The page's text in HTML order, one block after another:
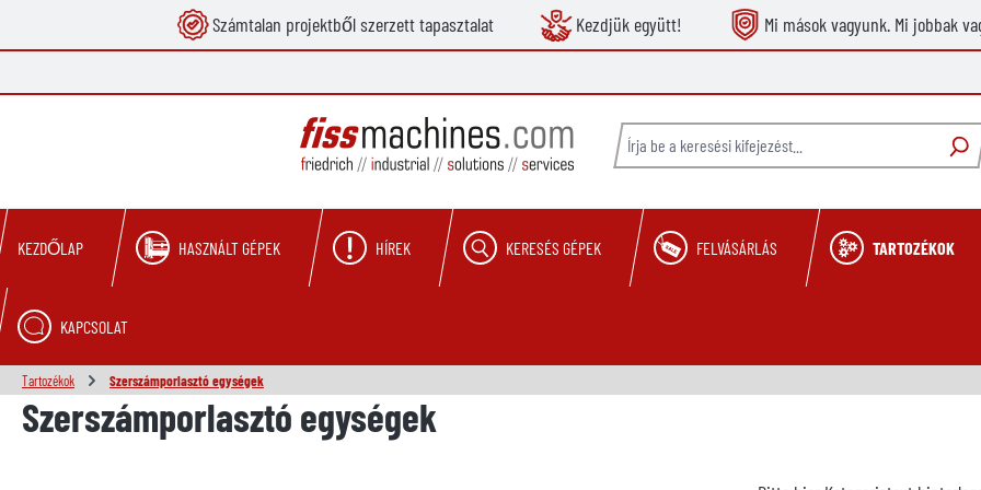
Ugrás a fő navigációhozSzámtalan projektből szerzett tapasztalat Kezdjük együtt! Mi mások vagyunk. Mi jobbak
KEZDŐLAP HASZNÁLT GÉPEK HÍREK KERESÉS GÉPEK FELVÁSÁRLÁS TARTOZÉKOK
KAPCSOLAT
Tartozékok Szerszámporlasztó egységek
Szerszámporlasztó egységek